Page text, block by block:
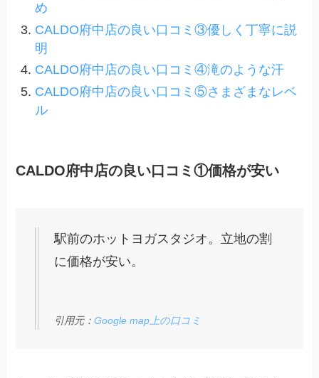
め
CALDO府中店の良い口コミ③優しく丁寧に説
明
CALDO府中店の良い口コミ④滝のような汗
CALDO府中店の良い口コミ⑤さまざまなレベ
ル
CALDO府中店の良い口コミ①価格が安い
駅前のホットヨガスタジオ。立地の割
に価格が安い。
引用元：Google map上の口コミ